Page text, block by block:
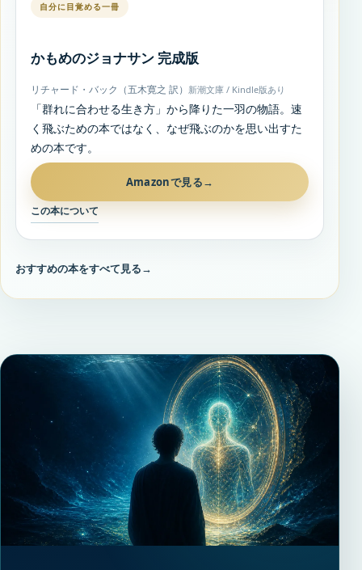
自分に目覚める一冊
かもめのジョナサン 完成版
リチャード・バック（五木寛之 訳） 新潮文庫 / Kindle版あり
「群れに合わせる生き方」から降りた一羽の物語。速
く飛ぶための本ではなく、なぜ飛ぶのかを思い出すた
めの本です。
Amazonで見る→
この本について
おすすめの本をすべて見る→